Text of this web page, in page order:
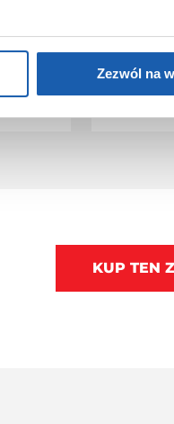
Zezwól na
KUP TEN